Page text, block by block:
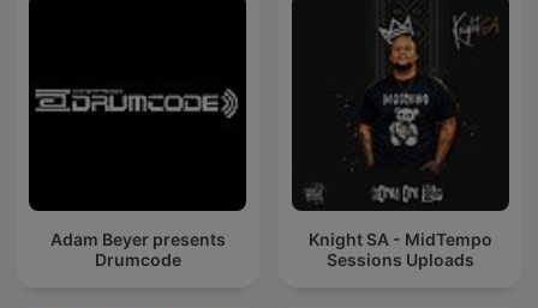
Adam Beyer presents
Drumcode
Knight SA - MidTempo
Sessions Uploads